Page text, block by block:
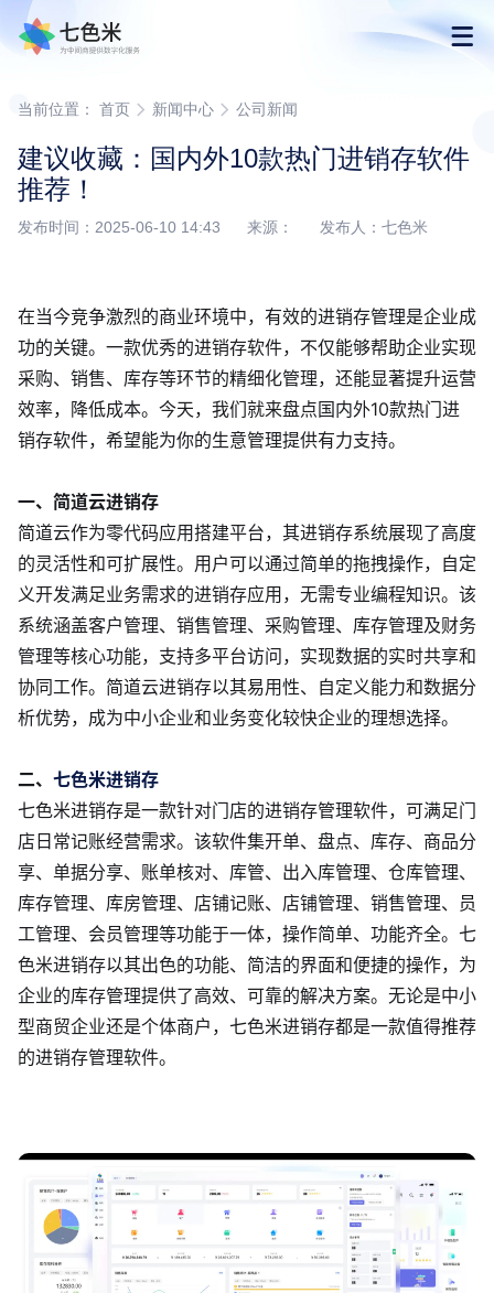
首页
产品
解决方案
下载
购买
渠道合作
关于我们
当前位置： 首页 新闻中心 公司新闻
建议收藏：国内外10款热门进销存软件
推荐！
发布时间：2025-06-10 14:43 来源： 发布人：七色米
在当今竞争激烈的商业环境中，有效的进销存管理是企业成
功的关键。一款优秀的进销存软件，不仅能够帮助企业实现
采购、销售、库存等环节的精细化管理，还能显著提升运营
效率，降低成本。今天，我们就来盘点国内外10款热门进
销存软件，希望能为你的生意管理提供有力支持。
一、简道云进销存
简道云作为零代码应用搭建平台，其进销存系统展现了高度
的灵活性和可扩展性。用户可以通过简单的拖拽操作，自定
义开发满足业务需求的进销存应用，无需专业编程知识。该
系统涵盖客户管理、销售管理、采购管理、库存管理及财务
管理等核心功能，支持多平台访问，实现数据的实时共享和
协同工作。简道云进销存以其易用性、自定义能力和数据分
析优势，成为中小企业和业务变化较快企业的理想选择。
二、 七色米进销存
七色米进销存是一款针对门店的进销存管理软件，可满足门
店日常记账经营需求。该软件集开单、盘点、库存、商品分
享、单据分享、账单核对、库管、出入库管理、仓库管理、
库存管理、库房管理、店铺记账、店铺管理、销售管理、员
工管理、会员管理等功能于一体，操作简单、功能齐全。七
色米进销存以其出色的功能、简洁的界面和便捷的操作，为
企业的库存管理提供了高效、可靠的解决方案。无论是中小
型商贸企业还是个体商户，七色米进销存都是一款值得推荐
的进销存管理软件。